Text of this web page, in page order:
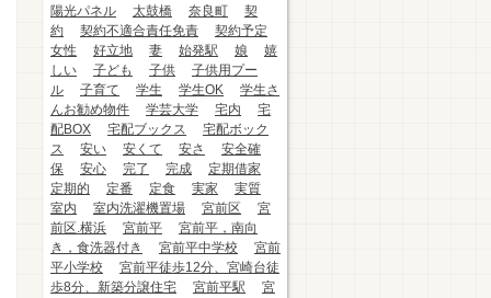
陽光パネル
太鼓橋 奈良町
契
約
契約不適合責任免責
契約予定
女性
好立地 妻 始発駅 娘
嬉
しい
子ども 子供
子供用プー
ル
子育て 学生 学生OK
学生さ
んお勧め物件
学芸大学 宅内
宅
配BOX
宅配ブックス
宅配ボック
ス
安い 安くて 安さ
安全確
保
安心 完了 完成
定期借家
定期的
定番 定食 実家
実質
室内
室内洗濯機置場 宮前区
宮
前区.横浜
宮前平
宮前平，南向
き，食洗器付き
宮前平中学校
宮前
平小学校
宮前平徒歩12分、宮崎台徒
歩8分、新築分譲住宅
宮前平駅
宮